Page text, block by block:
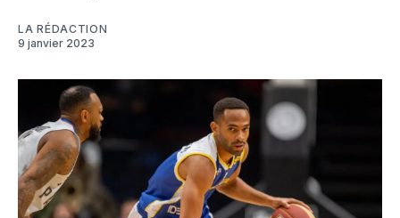
LA RÉDACTION
9 janvier 2023